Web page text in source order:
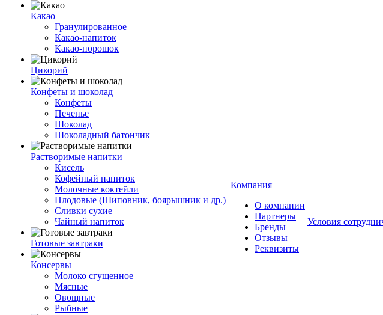
Какао
Гранулированное
Какао-напиток
Какао-порошок
Цикорий
Конфеты и шоколад
Конфеты
Печенье
Шоколад
Шоколадный батончик
Растворимые напитки
Кисель
Кофейный напиток
Молочные коктейли
Плодовые (Шиповник, боярышник и др.)
Сливки сухие
Чайный напиток
Готовые завтраки
Консервы
Молоко сгущенное
Мясные
Овощные
Рыбные
Компания
О компании
Партнеры
Бренды
Отзывы
Реквизиты
Условия